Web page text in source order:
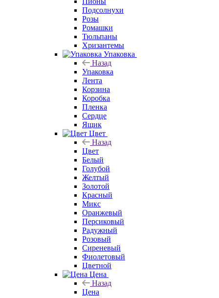
Подсолнухи
Розы
Ромашки
Тюльпаны
Хризантемы
Упаковка
Назад
Упаковка
Лента
Корзина
Коробка
Пленка
Сердце
Ящик
Цвет
Назад
Цвет
Белый
Голубой
Желтый
Золотой
Красный
Микс
Оранжевый
Персиковый
Радужный
Розовый
Сиреневый
Фиолетовый
Цветной
Цена
Назад
Цена